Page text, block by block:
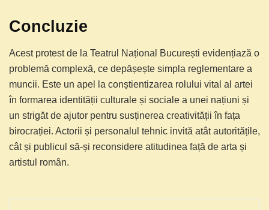
Concluzie
Acest protest de la Teatrul Național București evidențiază o
problemă complexă, ce depășește simpla reglementare a
muncii. Este un apel la conștientizarea rolului vital al artei
în formarea identității culturale și sociale a unei națiuni și
un strigăt de ajutor pentru susținerea creativității în fața
birocrației. Actorii și personalul tehnic invită atât autoritățile,
cât și publicul să-și reconsidere atitudinea față de arta și
artistul român.